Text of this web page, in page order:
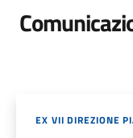
EX VII DIREZIONE